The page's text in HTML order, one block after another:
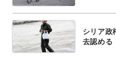
シリア政
去認める